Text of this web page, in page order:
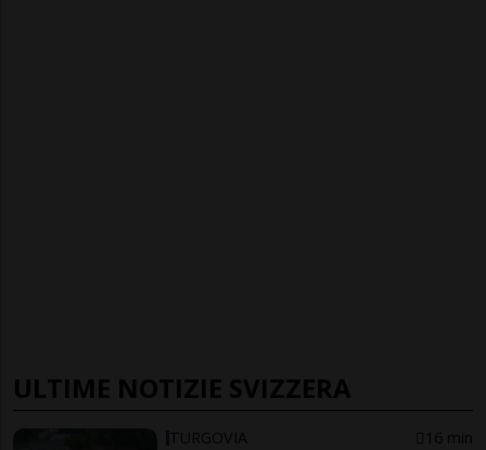
ULTIME NOTIZIE SVIZZERA
TURGOVIA 16 min